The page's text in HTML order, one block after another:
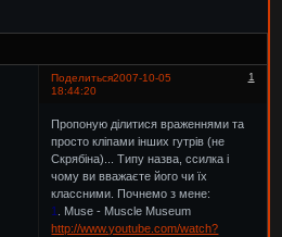
Поделиться 1
2007-10-05
18:44:20
Пропоную ділитися враженнями та
просто кліпами інших гутрів (не
Скрябіна)... Типу назва, ссилка і
чому ви вважаєте його чи їх
классними. Почнемо з мене:
1
. Muse - Muscle Museum
http://www.youtube.com/watch?